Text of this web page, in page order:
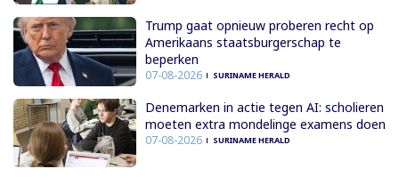
Trump gaat opnieuw proberen recht op
Amerikaans staatsburgerschap te
beperken
07-08-2026 SURINAME HERALD
Denemarken in actie tegen AI: scholieren
moeten extra mondelinge examens doen
07-08-2026 SURINAME HERALD